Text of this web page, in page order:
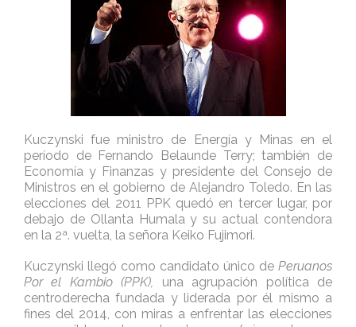
Kuczynski fue ministro de Energía y Minas en el
período de Fernando Belaunde Terry; también de
Economía y Finanzas y presidente del Consejo de
Ministros en el gobierno de Alejandro Toledo. En las
elecciones del 2011 PPK quedó en tercer lugar, por
debajo de Ollanta Humala y su actual contendora
en la 2ª. vuelta, la señora Keiko Fujimori.
Kuczynski llegó como candidato único de Peruanos
Por el Kambio (PPK), una agrupación política de
centroderecha fundada y liderada por él mismo a
fines del 2014, con miras a enfrentar las elecciones